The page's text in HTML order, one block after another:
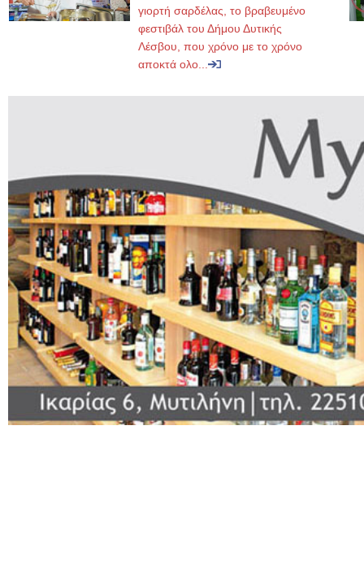
γιορτή σαρδέλας, το βραβευμένο
φεστιβάλ του Δήμου Δυτικής
Λέσβου, που χρόνο με το χρόνο
αποκτά ολο...